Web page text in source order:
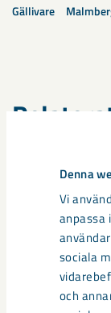
Denna
Vi
anpassa
sociala
och
Gällivare